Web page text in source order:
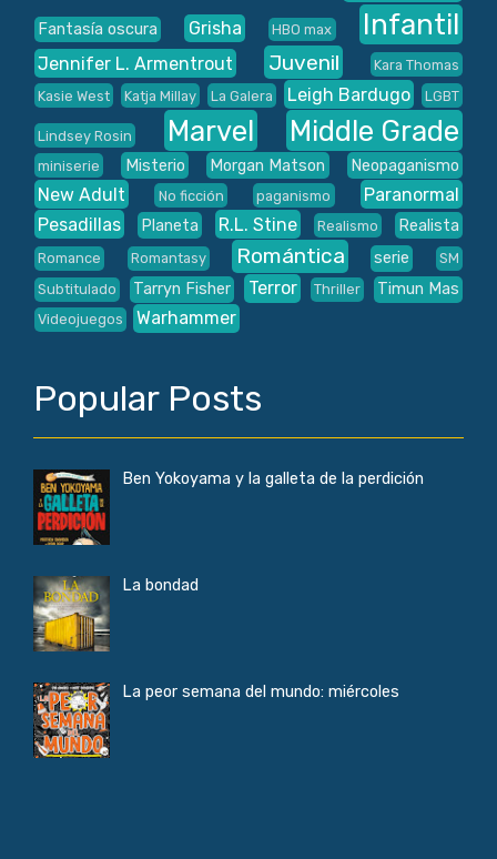
Fantasía oscura Grisha HBO max Infantil
Jennifer L. Armentrout Juvenil
Kara Thomas
Kasie West
Katja Millay La Galera Leigh Bardugo LGBT
Lindsey Rosin Marvel Middle Grade
miniserie Misterio Morgan Matson Neopaganismo
New Adult No ficción paganismo
Paranormal
Pesadillas
Planeta R.L. Stine Realismo Realista
Romance Romantasy Romántica serie
SM
Subtitulado
Tarryn Fisher Terror Thriller Timun Mas
Videojuegos Warhammer
Popular Posts
Ben Yokoyama y la galleta de la perdición
La bondad
La peor semana del mundo: miércoles